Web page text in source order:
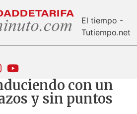
El tiempo -
Tutiempo.net
con un
y sin puntos